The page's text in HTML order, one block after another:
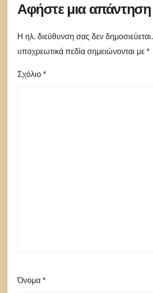
Αφήστε μια απάντηση
Η ηλ. διεύθυνση σας δεν δημοσιεύεται.
υποχρεωτικά πεδία σημειώνονται με *
Σχόλιο *
Όνομα *